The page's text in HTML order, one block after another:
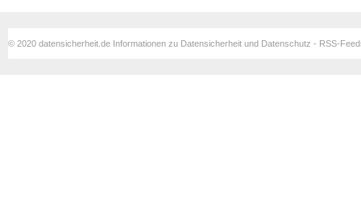
© 2020 datensicherheit.de Informationen zu Datensicherheit und Datenschutz - RSS-